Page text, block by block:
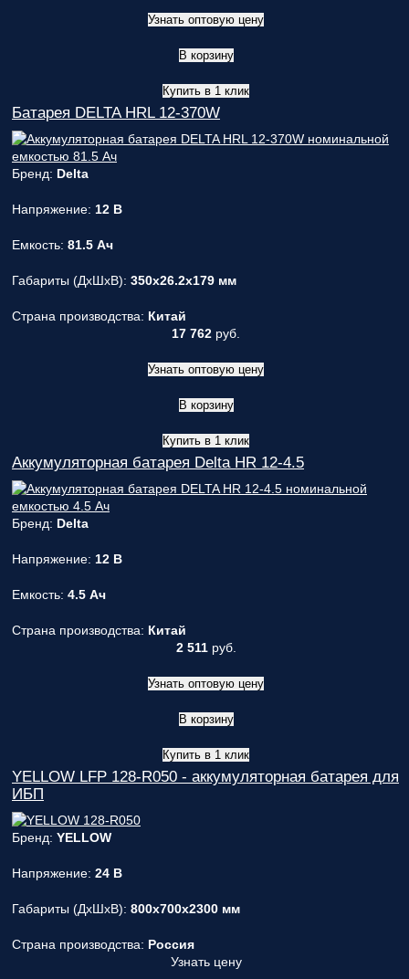
Узнать оптовую цену
В корзину
Купить в 1 клик
Батарея DELTA HRL 12-370W
Бренд: Delta
Напряжение: 12 В
Емкость: 81.5 Ач
Габариты (ДxШxВ): 350x26.2x179 мм
Страна производства: Китай
17 762 руб.
Узнать оптовую цену
В корзину
Купить в 1 клик
Аккумуляторная батарея Delta HR 12-4.5
Бренд: Delta
Напряжение: 12 В
Емкость: 4.5 Ач
Страна производства: Китай
2 511руб.
Узнать оптовую цену
В корзину
Купить в 1 клик
YELLOW LFP 128-R050 - аккумуляторная батарея для
ИБП
Бренд: YELLOW
Напряжение: 24 В
Габариты (ДxШxВ): 800x700x2300 мм
Страна производства: Россия
Узнать цену